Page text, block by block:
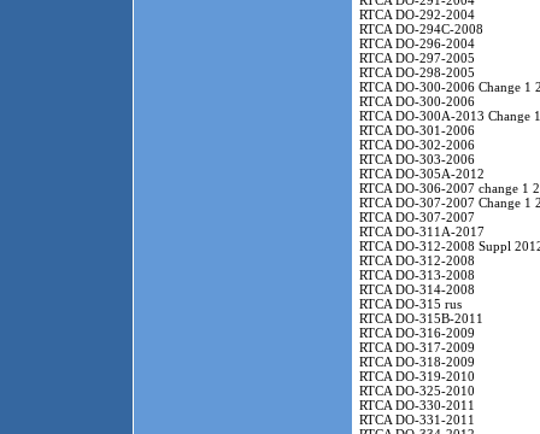
RTCA DO-292-2004
RTCA DO-294C-2008
RTCA DO-296-2004
RTCA DO-297-2005
RTCA DO-298-2005
RTCA DO-300-2006 Change 1
RTCA DO-300-2006
RTCA DO-300A-2013 Change
RTCA DO-301-2006
RTCA DO-302-2006
RTCA DO-303-2006
RTCA DO-305A-2012
RTCA DO-306-2007 change 1
RTCA DO-307-2007 Change 1
RTCA DO-307-2007
RTCA DO-311A-2017
RTCA DO-312-2008 Suppl
RTCA DO-312-2008
RTCA DO-313-2008
RTCA DO-314-2008
RTCA DO-315 rus
RTCA DO-315B-2011
RTCA DO-316-2009
RTCA DO-317-2009
RTCA DO-318-2009
RTCA DO-319-2010
RTCA DO-325-2010
RTCA DO-330-2011
RTCA DO-331-2011